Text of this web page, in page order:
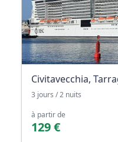
Civitavecchia,
3 jours / 2 nuits
à partir de
129 €